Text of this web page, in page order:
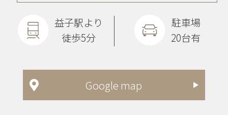
Google map
益子駅より
徒歩5分
駐車場
20台有